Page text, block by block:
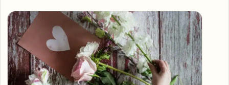
Articles